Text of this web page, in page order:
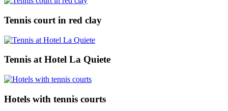
Tennis court in red clay
Tennis at Hotel La Quiete
Hotels with tennis courts